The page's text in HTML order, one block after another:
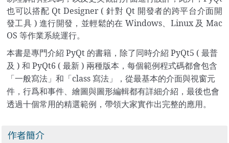
也可以搭配 Qt Designer ( 針對 Qt 開發者的跨平台介面開
發工具 ) 進行開發，並輕鬆的在 Windows、Linux 及 Mac
OS 等作業系統運行。
本書是專門介紹 PyQt 的書籍，除了同時介紹 PyQt5 ( 最普
及 ) 和 PyQt6 ( 最新 ) 兩種版本，每個範例程式碼都會包含
「一般寫法」和「class 寫法」，從最基本的介面與視窗元
件，行爲和事件、繪圖與圖形編輯都有詳細介紹，最後也會
透過十個常用的精選範例，帶領大家實作出完整的應用。
作者簡介